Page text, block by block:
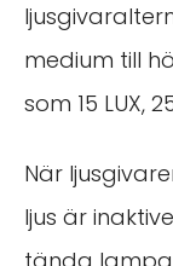
medium till
som 15 LUX,
När
ljus är